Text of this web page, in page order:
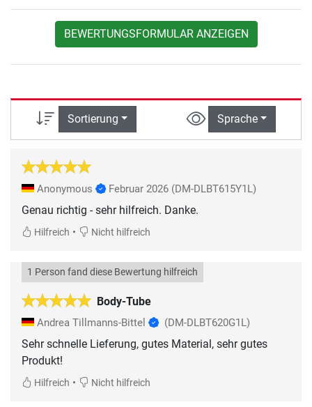
BEWERTUNGSFORMULAR ANZEIGEN
Sortierung Sprache
Anonymous Februar 2026 (DM-DLBT615Y1L)
Genau richtig - sehr hilfreich. Danke.
Hilfreich • Nicht hilfreich
Body-Tube
1 Person fand diese Bewertung hilfreich
Andrea Tillmanns-Bittel (DM-DLBT620G1L)
Sehr schnelle Lieferung, gutes Material, sehr gutes
Produkt!
Hilfreich • Nicht hilfreich